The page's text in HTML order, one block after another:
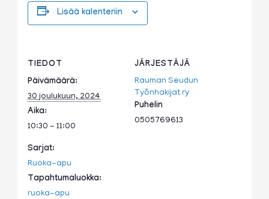
Lisää kalenteriin
TIEDOT
Päivämäärä:
30 joulukuun, 2024
Aika:
10:30 - 11:00
Sarjat:
Ruoka-apu
Tapahtumaluokka:
ruoka-apu
JÄRJESTÄJÄ
Rauman Seudun
Työnhakijat ry
Puhelin
0505769613